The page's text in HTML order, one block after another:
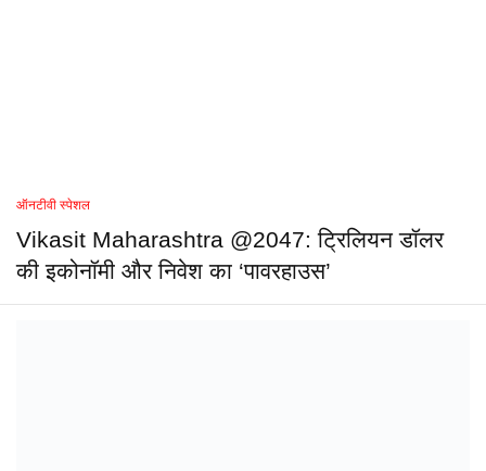
ऑनटीवी स्पेशल
Vikasit Maharashtra @2047: ट्रिलियन डॉलर
की इकोनॉमी और निवेश का ‘पावरहाउस’